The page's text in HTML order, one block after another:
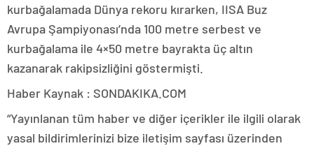
kurbağalamada Dünya rekoru kırarken, IISA Buz
Avrupa Şampiyonası’nda 100 metre serbest ve
kurbağalama ile 4×50 metre bayrakta üç altın
kazanarak rakipsizliğini göstermişti.
Haber Kaynak : SONDAKIKA.COM
“Yayınlanan tüm haber ve diğer içerikler ile ilgili olarak
yasal bildirimlerinizi bize iletişim sayfası üzerinden